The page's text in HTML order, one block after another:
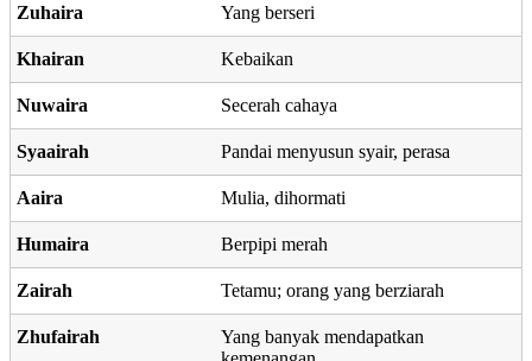
Zuhaira Yang berseri
Khairan Kebaikan
Nuwaira Secerah cahaya
Syaairah Pandai menyusun syair, perasa
Aaira Mulia, dihormati
Humaira Berpipi merah
Zairah Tetamu; orang yang berziarah
Zhufairah
Yang banyak mendapatkan